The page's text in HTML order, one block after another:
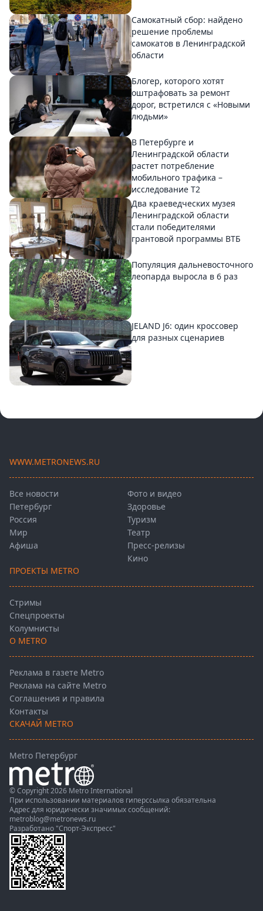
Самокатный сбор: найдено
решение проблемы
самокатов в Ленинградской
области
Блогер, которого хотят
оштрафовать за ремонт
дорог, встретился с «Новыми
людьми»
В Петербурге и
Ленинградской области
растет потребление
мобильного трафика –
исследование T2
Два краеведческих музея
Ленинградской области
стали победителями
грантовой программы ВТБ
Популяция дальневосточного
леопарда выросла в 6 раз
JELAND J6: один кроссовер
для разных сценариев
WWW.METRONEWS.RU
Все новости
Петербург
Россия
Мир
Афиша
Фото и видео
Здоровье
Туризм
Театр
Пресс-релизы
Кино
ПРОЕКТЫ METRO
Стримы
Спецпроекты
Колумнисты
О METRO
Реклама в газете Metro
Реклама на сайте Metro
Соглашения и правила
Контакты
СКАЧАЙ METRO
Metro Петербург
© Copyright 2026 Metro International
При использовании материалов гиперссылка обязательна
Адрес для юридически значимых сообщений:
metroblog@metronews.ru
Разработано "Спорт-Экспресс"